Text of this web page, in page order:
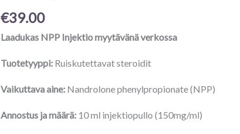
€39.00
Laadukas NPP Injektio myytävänä verkossa
Tuotetyyppi: Ruiskutettavat steroidit
Vaikuttava aine: Nandrolone phenylpropionate (NPP)
Annostus ja määrä: 10 ml injektiopullo (150mg/ml)
määrä